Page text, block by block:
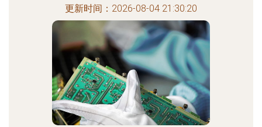
更新时间：2026-08-04 21:30:20